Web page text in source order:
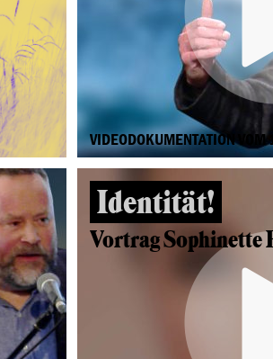
VIDEODOKUMENTATION
Identität!
Vortrag Sophinette